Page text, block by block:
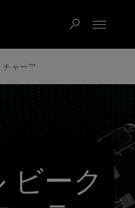
チャー™
ビーク